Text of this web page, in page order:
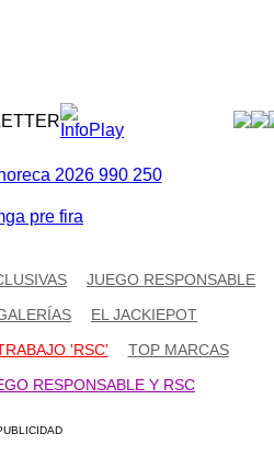
JUEGO RESPONSABLE
EL JACKIEPOT
'RSC'
TOP MARCAS
RESPONSABLE Y RSC